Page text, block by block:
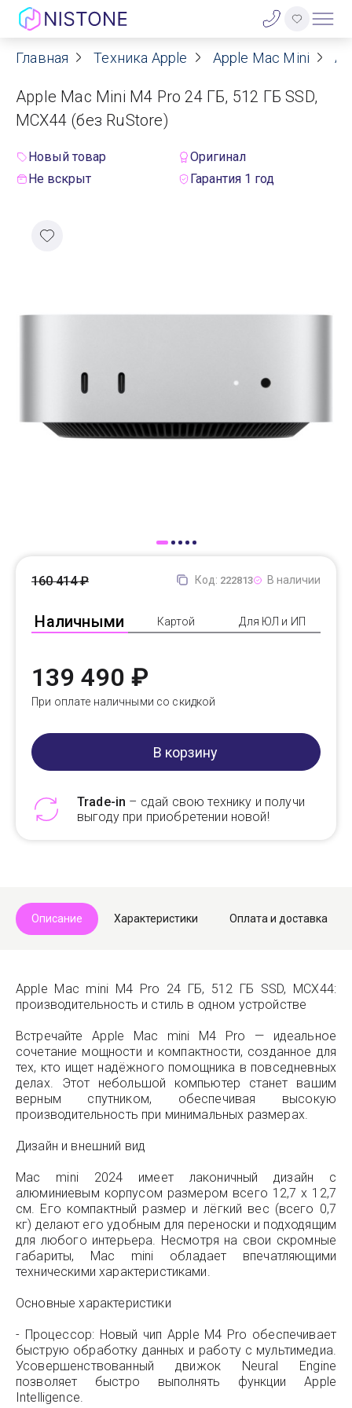
Акции
О нас
Договор оферты
Доставка
Самовывоз
Главная Техника Apple Apple Mac Mini
Apple Mac Mini M4 Pro 24 ГБ, 512 ГБ SSD,
MCX44 (без RuStore)
Новый товар
Оригинал
Не вскрыт
Гарантия 1 год
Код: 222813 В наличии
Наличными Картой Для ЮЛ и ИП
160 414 ₽
139 490 ₽
При оплате наличными со скидкой
В корзину
Trade-in – сдай свою технику и получи
выгоду при приобретении новой!
Описание Характеристики Оплата и доставка
Apple Mac mini M4 Pro 24 ГБ, 512 ГБ SSD, MCX44:
производительность и стиль в одном устройстве
Встречайте Apple Mac mini M4 Pro — идеальное
сочетание мощности и компактности, созданное для
тех, кто ищет надёжного помощника в повседневных
делах. Этот небольшой компьютер станет вашим
верным спутником, обеспечивая высокую
производительность при минимальных размерах.
Дизайн и внешний вид
Mac mini 2024 имеет лаконичный дизайн с
алюминиевым корпусом размером всего 12,7 х 12,7
см. Его компактный размер и лёгкий вес (всего 0,7
кг) делают его удобным для переноски и подходящим
для любого интерьера. Несмотря на свои скромные
габариты, Mac mini обладает впечатляющими
техническими характеристиками.
Основные характеристики
- Процессор: Новый чип Apple M4 Pro обеспечивает
быструю обработку данных и работу с мультимедиа.
Усовершенствованный движок Neural Engine
позволяет быстро выполнять функции Apple
Intelligence.